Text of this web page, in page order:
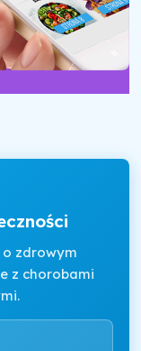
zdrowym
z chorobami